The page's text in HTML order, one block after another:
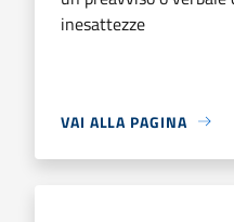
inesattezze
VAI ALLA PAGINA